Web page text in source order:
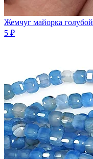
Жемчуг майорка голубой
5 ₽